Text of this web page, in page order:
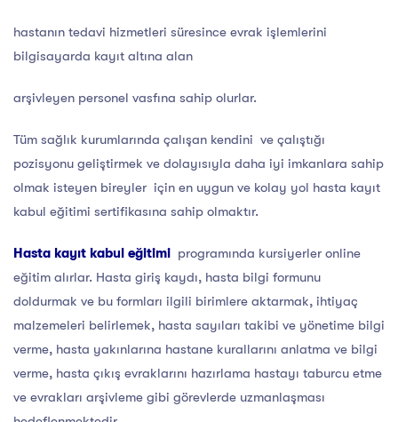
hastanın tedavi hizmetleri süresince evrak işlemlerini
bilgisayarda kayıt altına alan
arşivleyen personel vasfına sahip olurlar.
Tüm sağlık kurumlarında çalışan kendini ve çalıştığı
pozisyonu geliştirmek ve dolayısıyla daha iyi imkanlara sahip
olmak isteyen bireyler için en uygun ve kolay yol hasta kayıt
kabul eğitimi sertifikasına sahip olmaktır.
Hasta kayıt kabul eğitimi programında kursiyerler online
eğitim alırlar. Hasta giriş kaydı, hasta bilgi formunu
doldurmak ve bu formları ilgili birimlere aktarmak, ihtiyaç
malzemeleri belirlemek, hasta sayıları takibi ve yönetime bilgi
verme, hasta yakınlarına hastane kurallarını anlatma ve bilgi
verme, hasta çıkış evraklarını hazırlama hastayı taburcu etme
ve evrakları arşivleme gibi görevlerde uzmanlaşması